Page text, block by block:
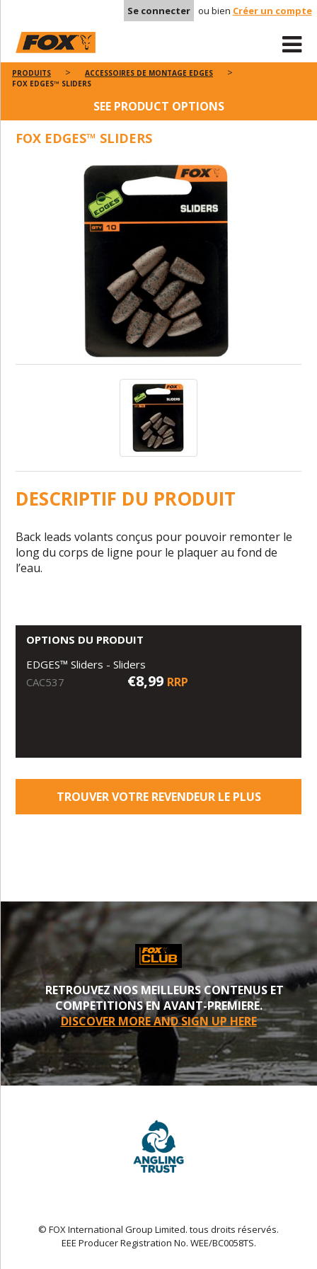
Se connecter ou bien Créer un compte
PRODUITS
ACCESSOIRES DE MONTAGE EDGES
FOX EDGES™ SLIDERS
SEE PRODUCT OPTIONS
FOX EDGES™ SLIDERS
DESCRIPTIF DU PRODUIT
Back leads volants conçus pour pouvoir remonter le
long du corps de ligne pour le plaquer au fond de
l’eau.
OPTIONS DU PRODUIT
EDGES™ Sliders - Sliders
CAC537
€8,99 RRP
TROUVER VOTRE REVENDEUR LE PLUS
RETROUVEZ NOS MEILLEURS CONTENUS ET
COMPETITIONS EN AVANT-PREMIERE.
DISCOVER MORE AND SIGN UP HERE
© FOX International Group Limited. tous droits réservés.
EEE Producer Registration No. WEE/BC0058TS.